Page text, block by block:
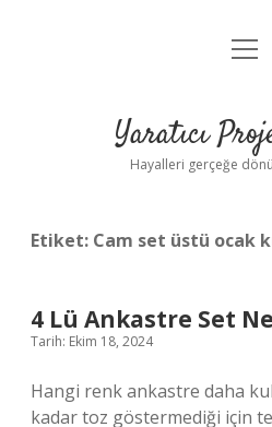
Anasayfa
Yasal
Yaratıcı
Hayalleri gerçeğe
Etiket: Cam set üstü ocak
4 Lü Ankastre Set
Tarih: Ekim 18, 2024
Hangi renk ankastre daha
kadar toz göstermediği için